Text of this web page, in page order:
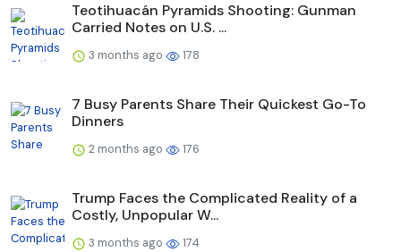
Teotihuacán Pyramids Shooting: Gunman
Carried Notes on U.S. ...
3 months ago 178
7 Busy Parents Share Their Quickest Go-To
Dinners
2 months ago 176
Trump Faces the Complicated Reality of a
Costly, Unpopular W...
3 months ago 174